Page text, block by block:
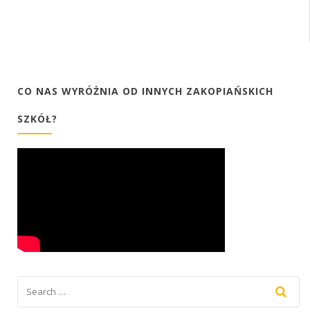
CO NAS WYRÓŻNIA OD INNYCH ZAKOPIAŃSKICH
SZKÓŁ?